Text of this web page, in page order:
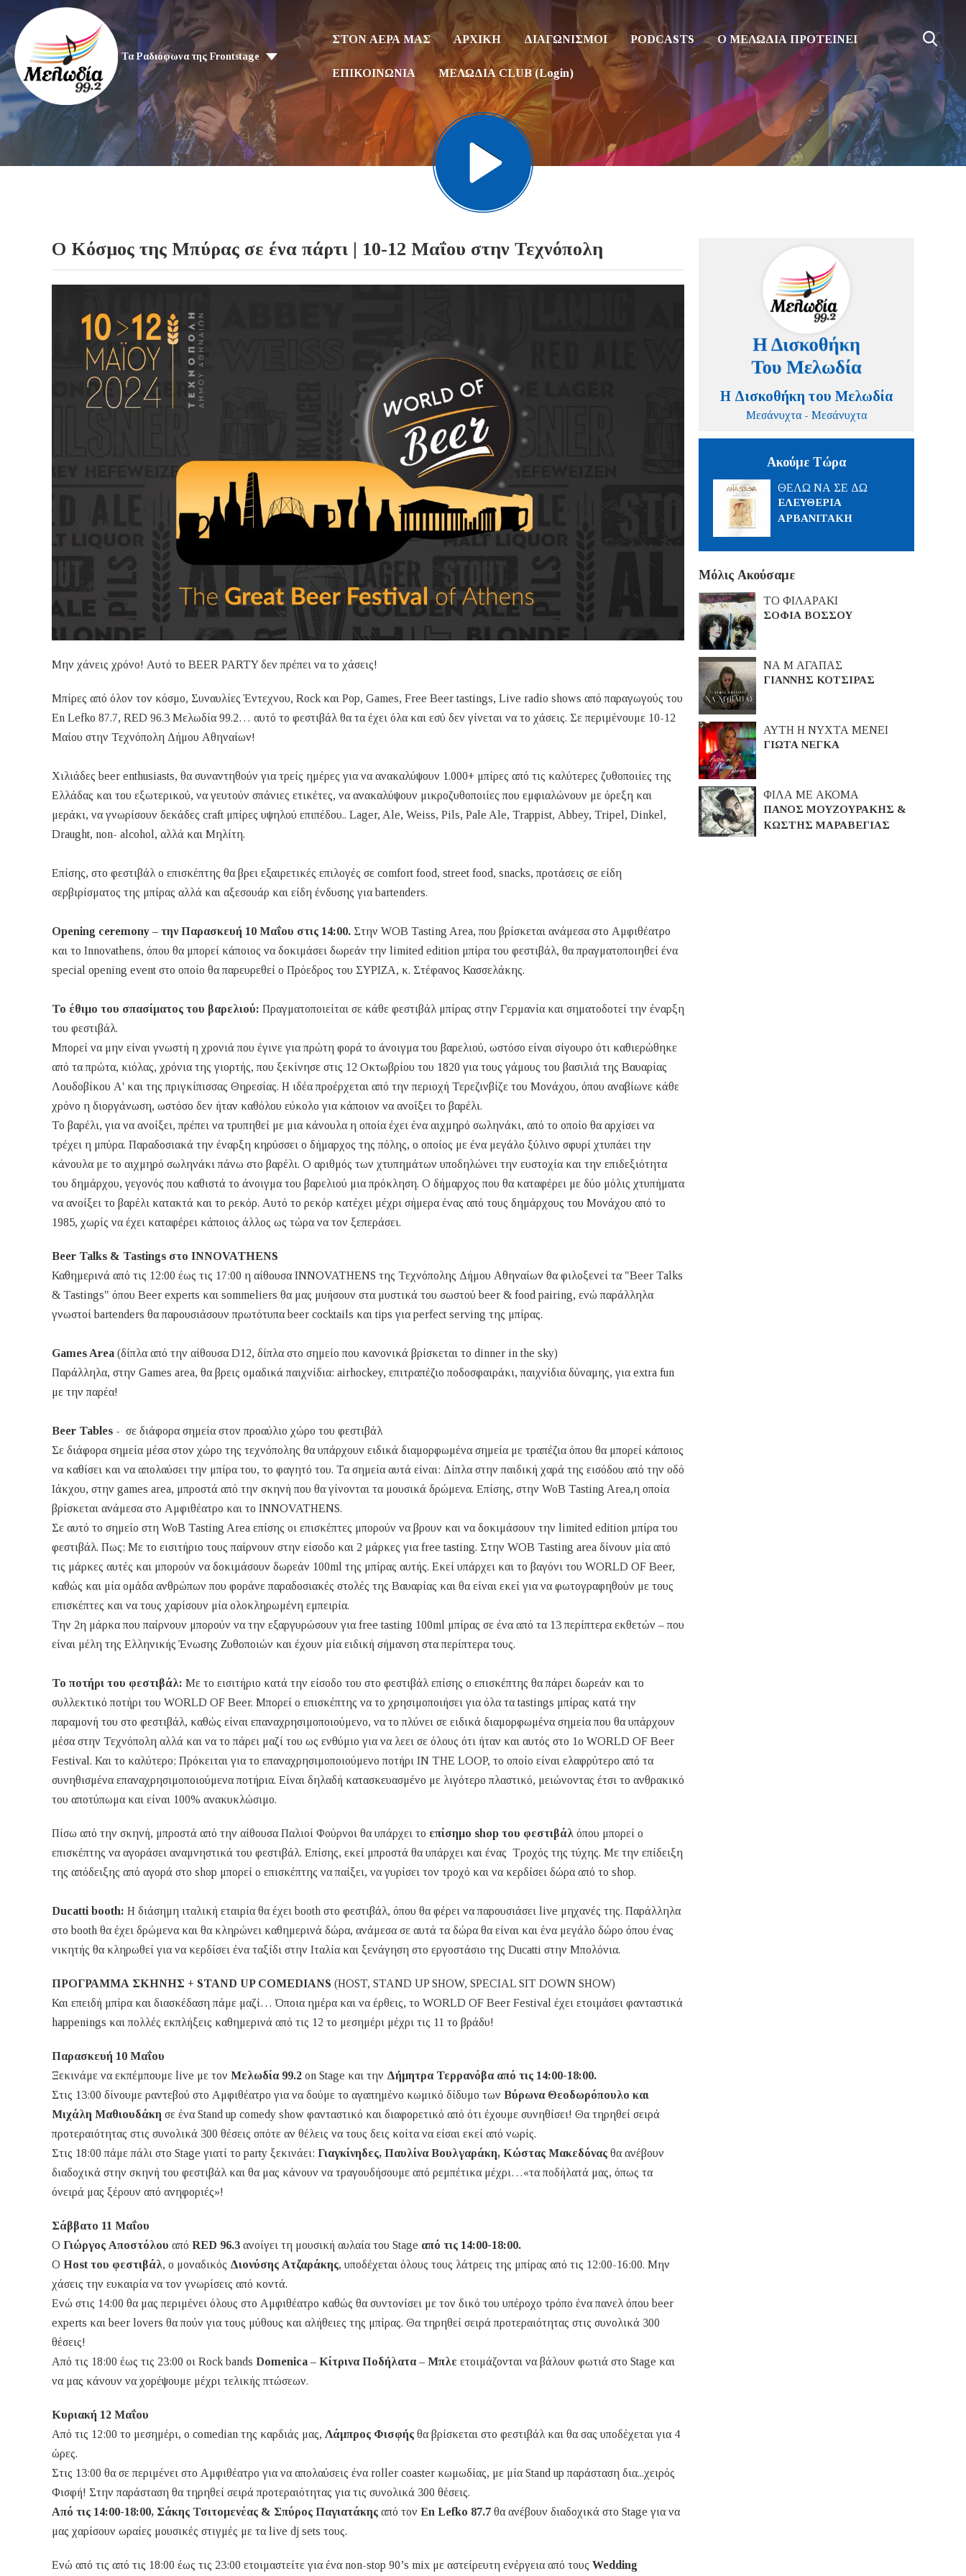
Τα Ραδιόφωνα της Frontstage
ΣΤΟΝ ΑΕΡΑ ΜΑΣ ΑΡΧΙΚΗ ΔΙΑΓΩΝΙΣΜΟΙ PODCASTS Ο ΜΕΛΩΔΙΑ ΠΡΟΤΕΙΝΕΙ
ΕΠΙΚΟΙΝΩΝΙΑ ΜΕΛΩΔΙΑ CLUB (Login)
Ο Κόσμος της Μπύρας σε ένα πάρτι | 10-12 Μαΐου στην Τεχνόπολη
Μην χάνεις χρόνο! Αυτό το BEER PARTY δεν πρέπει να το χάσεις!
Μπίρες από όλον τον κόσμο, Συναυλίες Έντεχνου, Rock και Pop, Games, Free Beer tastings, Live radio shows από παραγωγούς του
En Lefko 87.7, RED 96.3 Μελωδία 99.2… αυτό το φεστιβάλ θα τα έχει όλα και εσύ δεν γίνεται να το χάσεις. Σε περιμένουμε 10-12
Mαίου στην Τεχνόπολη Δήμου Αθηναίων!
Χιλιάδες beer enthusiasts, θα συναντηθούν για τρείς ημέρες για να ανακαλύψουν 1.000+ μπίρες από τις καλύτερες ζυθοποιίες της
Ελλάδας και του εξωτερικού, να γευτούν σπάνιες ετικέτες, να ανακαλύψουν μικροζυθοποιίες που εμφιαλώνουν με όρεξη και
μεράκι, να γνωρίσουν δεκάδες craft μπίρες υψηλού επιπέδου.. Lager, Ale, Weiss, Pils, Pale Ale, Trappist, Αbbey, Tripel, Dinkel,
Draught, non- alcohol, αλλά και Μηλίτη.
Επίσης, στο φεστιβάλ ο επισκέπτης θα βρει εξαιρετικές επιλογές σε comfort food, street food, snacks, προτάσεις σε είδη
σερβιρίσματος της μπίρας αλλά και αξεσουάρ και είδη ένδυσης για bartenders.
Οpening ceremony – την Παρασκευή 10 Μαΐου στις 14:00. Στην WOB Tasting Area, που βρίσκεται ανάμεσα στο Αμφιθέατρο
και το Innovathens, όπου θα μπορεί κάποιος να δοκιμάσει δωρεάν την limited edition μπίρα του φεστιβάλ, θα πραγματοποιηθεί ένα
special opening event στο οποίο θα παρευρεθεί ο Πρόεδρος του ΣΥΡΙΖΑ, κ. Στέφανος Κασσελάκης.
To έθιμο του σπασίματος του βαρελιού: Πραγματοποιείται σε κάθε φεστιβάλ μπίρας στην Γερμανία και σηματοδοτεί την έναρξη
του φεστιβάλ.
Μπορεί να μην είναι γνωστή η χρονιά που έγινε για πρώτη φορά το άνοιγμα του βαρελιού, ωστόσο είναι σίγουρο ότι καθιερώθηκε
από τα πρώτα, κιόλας, χρόνια της γιορτής, που ξεκίνησε στις 12 Οκτωβρίου του 1820 για τους γάμους του βασιλιά της Βαυαρίας
Λουδοβίκου Α' και της πριγκίπισσας Θηρεσίας. Η ιδέα προέρχεται από την περιοχή Τερεζινβίζε του Μονάχου, όπου αναβίωνε κάθε
χρόνο η διοργάνωση, ωστόσο δεν ήταν καθόλου εύκολο για κάποιον να ανοίξει το βαρέλι.
Το βαρέλι, για να ανοίξει, πρέπει να τρυπηθεί με μια κάνουλα η οποία έχει ένα αιχμηρό σωληνάκι, από το οποίο θα αρχίσει να
τρέχει η μπύρα. Παραδοσιακά την έναρξη κηρύσσει ο δήμαρχος της πόλης, ο οποίος με ένα μεγάλο ξύλινο σφυρί χτυπάει την
κάνουλα με το αιχμηρό σωληνάκι πάνω στο βαρέλι. Ο αριθμός των χτυπημάτων υποδηλώνει την ευστοχία και την επιδεξιότητα
του δημάρχου, γεγονός που καθιστά το άνοιγμα του βαρελιού μια πρόκληση. Ο δήμαρχος που θα καταφέρει με δύο μόλις χτυπήματα
να ανοίξει το βαρέλι κατακτά και το ρεκόρ. Αυτό το ρεκόρ κατέχει μέχρι σήμερα ένας από τους δημάρχους του Μονάχου από το
1985, χωρίς να έχει καταφέρει κάποιος άλλος ως τώρα να τον ξεπεράσει.
Beer Talks & Tastings στο INNOVATHENS
Καθημερινά από τις 12:00 έως τις 17:00 η αίθουσα INNOVATHENS της Τεχνόπολης Δήμου Αθηναίων θα φιλοξενεί τα "Beer Talks
& Tastings" όπου Beer experts και sommeliers θα μας μυήσουν στα μυστικά του σωστού beer & food pairing, ενώ παράλληλα
γνωστοί bartenders θα παρουσιάσουν πρωτότυπα beer cocktails και tips για perfect serving της μπίρας.
Games Area (δίπλα από την αίθουσα D12, δίπλα στο σημείο που κανονικά βρίσκεται το dinner in the sky)
Παράλληλα, στην Games area, θα βρεις ομαδικά παιχνίδια: airhockey, επιτραπέζιο ποδοσφαιράκι, παιχνίδια δύναμης, για extra fun
με την παρέα!
Beer Tables - σε διάφορα σημεία στον προαύλιο χώρο του φεστιβάλ
Σε διάφορα σημεία μέσα στον χώρο της τεχνόπολης θα υπάρχουν ειδικά διαμορφωμένα σημεία με τραπέζια όπου θα μπορεί κάποιος
να καθίσει και να απολαύσει την μπίρα του, το φαγητό του. Τα σημεία αυτά είναι: Δίπλα στην παιδική χαρά της εισόδου από την οδό
Ιάκχου, στην games area, μπροστά από την σκηνή που θα γίνονται τα μουσικά δρώμενα. Επίσης, στην WoB Tasting Area,η οποία
βρίσκεται ανάμεσα στο Αμφιθέατρο και το INNOVATHENS.
Σε αυτό το σημείο στη WoB Tasting Area επίσης οι επισκέπτες μπορούν να βρουν και να δοκιμάσουν την limited edition μπίρα του
φεστιβάλ. Πως; Με το εισιτήριο τους παίρνουν στην είσοδο και 2 μάρκες για free tasting. Στην WOB Tasting area δίνουν μία από
τις μάρκες αυτές και μπορούν να δοκιμάσουν δωρεάν 100ml της μπίρας αυτής. Εκεί υπάρχει και το βαγόνι του WORLD OF Beer,
καθώς και μία ομάδα ανθρώπων που φοράνε παραδοσιακές στολές της Βαυαρίας και θα είναι εκεί για να φωτογραφηθούν με τους
επισκέπτες και να τους χαρίσουν μία ολοκληρωμένη εμπειρία.
Την 2η μάρκα που παίρνουν μπορούν να την εξαργυρώσουν για free tasting 100ml μπίρας σε ένα από τα 13 περίπτερα εκθετών – που
είναι μέλη της Ελληνικής Ένωσης Ζυθοποιών και έχουν μία ειδική σήμανση στα περίπτερα τους.
To ποτήρι του φεστιβάλ: Με το εισιτήριο κατά την είσοδο του στο φεστιβάλ επίσης ο επισκέπτης θα πάρει δωρεάν και το
συλλεκτικό ποτήρι του WORLD OF Beer. Μπορεί ο επισκέπτης να το χρησιμοποιήσει για όλα τα tastings μπίρας κατά την
παραμονή του στο φεστιβάλ, καθώς είναι επαναχρησιμοποιούμενο, να το πλύνει σε ειδικά διαμορφωμένα σημεία που θα υπάρχουν
μέσα στην Τεχνόπολη αλλά και να το πάρει μαζί του ως ενθύμιο για να λεει σε όλους ότι ήταν και αυτός στο 1ο WORLD OF Beer
Festival. Και το καλύτερο; Πρόκειται για το επαναχρησιμοποιούμενο ποτήρι IN THE LOOP, το οποίο είναι ελαφρύτερο από τα
συνηθισμένα επαναχρησιμοποιούμενα ποτήρια. Είναι δηλαδή κατασκευασμένο με λιγότερο πλαστικό, μειώνοντας έτσι το ανθρακικό
του αποτύπωμα και είναι 100% ανακυκλώσιμο.
Πίσω από την σκηνή, μπροστά από την αίθουσα Παλιοί Φούρνοι θα υπάρχει το επίσημο shop του φεστιβάλ όπου μπορεί ο
επισκέπτης να αγοράσει αναμνηστικά του φεστιβάλ. Επίσης, εκεί μπροστά θα υπάρχει και ένας Τροχός της τύχης. Με την επίδειξη
της απόδειξης από αγορά στο shop μπορεί ο επισκέπτης να παίξει, να γυρίσει τον τροχό και να κερδίσει δώρα από το shop.
Ducatti booth: Η διάσημη ιταλική εταιρία θα έχει booth στο φεστιβάλ, όπου θα φέρει να παρουσιάσει live μηχανές της. Παράλληλα
στο booth θα έχει δρώμενα και θα κληρώνει καθημερινά δώρα, ανάμεσα σε αυτά τα δώρα θα είναι και ένα μεγάλο δώρο όπου ένας
νικητής θα κληρωθεί για να κερδίσει ένα ταξίδι στην Ιταλία και ξενάγηση στο εργοστάσιο της Ducatti στην Μπολόνια.
ΠΡΟΓΡΑΜΜΑ ΣΚΗΝΗΣ + STAND UP COMEDIANS (HOST, STAND UP SHOW, SPECIAL SIT DOWN SHOW)
Και επειδή μπίρα και διασκέδαση πάμε μαζί… Όποια ημέρα και να έρθεις, το WORLD OF Beer Festival έχει ετοιμάσει φανταστικά
happenings και πολλές εκπλήξεις καθημερινά από τις 12 το μεσημέρι μέχρι τις 11 το βράδυ!
Παρασκευή 10 Μαΐου
Ξεκινάμε να εκπέμπουμε live με τον Μελωδία 99.2 on Stage και την Δήμητρα Τερρανόβα από τις 14:00-18:00.
Στις 13:00 δίνουμε ραντεβού στο Αμφιθέατρο για να δούμε το αγαπημένο κωμικό δίδυμο των Βύρωνα Θεοδωρόπουλο και
Μιχάλη Μαθιουδάκη σε ένα Stand up comedy show φανταστικό και διαφορετικό από ότι έχουμε συνηθίσει! Θα τηρηθεί σειρά
προτεραιότητας στις συνολικά 300 θέσεις οπότε αν θέλεις να τους δεις κοίτα να είσαι εκεί από νωρίς.
Στις 18:00 πάμε πάλι στο Stage γιατί το party ξεκινάει: Γιαγκίνηδες, Παυλίνα Βουλγαράκη, Κώστας Μακεδόνας θα ανέβουν
διαδοχικά στην σκηνή του φεστιβάλ και θα μας κάνουν να τραγουδήσουμε από ρεμπέτικα μέχρι…«τα ποδήλατά μας, όπως τα
όνειρά μας ξέρουν από ανηφοριές»!
Σάββατο 11 Μαΐου
Ο Γιώργος Αποστόλου από RED 96.3 ανοίγει τη μουσική αυλαία του Stage από τις 14:00-18:00.
Ο Host του φεστιβάλ, ο μοναδικός Διονύσης Ατζαράκης, υποδέχεται όλους τους λάτρεις της μπίρας από τις 12:00-16:00. Μην
χάσεις την ευκαιρία να τον γνωρίσεις από κοντά.
Ενώ στις 14:00 θα μας περιμένει όλους στο Αμφιθέατρο καθώς θα συντονίσει με τον δικό του υπέροχο τρόπο ένα πανελ όπου beer
experts και beer lovers θα πούν για τους μύθους και αλήθειες της μπίρας. Θα τηρηθεί σειρά προτεραιότητας στις συνολικά 300
θέσεις!
Από τις 18:00 έως τις 23:00 οι Rock bands Domenica – Κίτρινα Ποδήλατα – Μπλε ετοιμάζονται να βάλουν φωτιά στο Stage και
να μας κάνουν να χορέψουμε μέχρι τελικής πτώσεων.
Κυριακή 12 Μαΐου
Από τις 12:00 το μεσημέρι, ο comedian της καρδιάς μας, Λάμπρος Φισφής θα βρίσκεται στο φεστιβάλ και θα σας υποδέχεται για 4
ώρες.
Στις 13:00 θα σε περιμένει στο Αμφιθέατρο για να απολαύσεις ένα roller coaster κωμωδίας, με μία Stand up παράσταση δια...χειρός
Φισφή! Στην παράσταση θα τηρηθεί σειρά προτεραιότητας για τις συνολικά 300 θέσεις.
Από τις 14:00-18:00, Σάκης Τσιτομενέας & Σπύρος Παγιατάκης από τον En Lefko 87.7 θα ανέβουν διαδοχικά στο Stage για να
μας χαρίσουν ωραίες μουσικές στιγμές με τα live dj sets τους.
Ενώ από τις από τις 18:00 έως τις 23:00 ετοιμαστείτε για ένα non-stop 90’s mix με αστείρευτη ενέργεια από τους Wedding
Η Δισκοθήκη του Μελωδία
Μεσάνυχτα - Μεσάνυχτα
Ακούμε Τώρα
ΘΕΛΩ ΝΑ ΣΕ ΔΩ
ΕΛΕΥΘΕΡΙΑ
ΑΡΒΑΝΙΤΑΚΗ
Μόλις Ακούσαμε
ΤΟ ΦΙΛΑΡΑΚΙ
ΣΟΦΙΑ ΒΟΣΣΟΥ
ΝΑ Μ ΑΓΑΠΑΣ
ΓΙΑΝΝΗΣ ΚΟΤΣΙΡΑΣ
ΑΥΤΗ Η ΝΥΧΤΑ ΜΕΝΕΙ
ΓΙΩΤΑ ΝΕΓΚΑ
ΦΙΛΑ ΜΕ ΑΚΟΜΑ
ΠΑΝΟΣ ΜΟΥΖΟΥΡΑΚΗΣ &
ΚΩΣΤΗΣ ΜΑΡΑΒΕΓΙΑΣ